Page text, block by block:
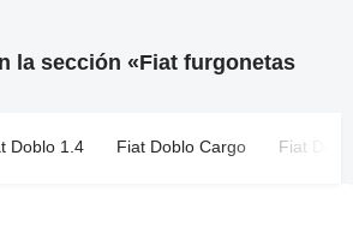
la sección «Fiat furgonetas
Doblo 1.4 Fiat Doblo Cargo Fiat